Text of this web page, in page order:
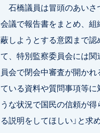
石橋議員は冒頭のあいさ
会議で報告書をまとめ、組
蔽しようとする意図まで認
て、特別監察委員会には
員会で閉会中審査が開か
ている資料や質問事項等に
うな状況で国民の信頼が
る説明をしてほしい」と求